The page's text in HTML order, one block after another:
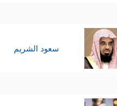
سعود الشريم